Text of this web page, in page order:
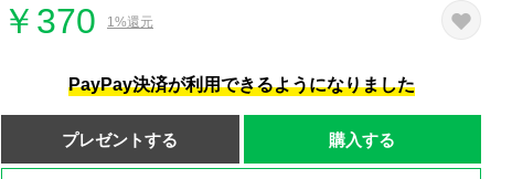
￥370 1%還元
PayPay決済が利用できるようになりました
プレゼントする 購入する